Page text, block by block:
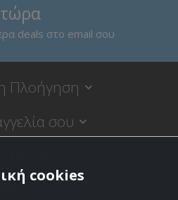
τώρα
deals στο email σου
Πλοήγηση
σου
VBstore
cookies